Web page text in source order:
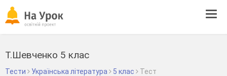
Т.Шевченко 5 клас
Тести Українська література 5 клас Тест